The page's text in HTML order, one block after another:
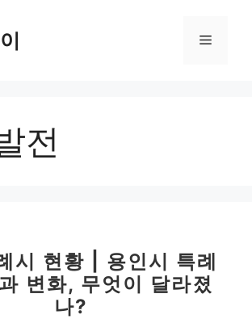
메
전
시 현황 | 용인시 특례
변화, 무엇이 달라졌
나?